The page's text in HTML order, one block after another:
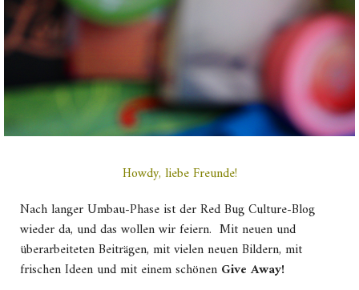
Howdy, liebe Freunde!
Nach langer Umbau-Phase ist der Red Bug Culture-Blog
wieder da, und das wollen wir feiern. Mit neuen und
überarbeiteten Beiträgen, mit vielen neuen Bildern, mit
frischen Ideen und mit einem schönen Give Away!